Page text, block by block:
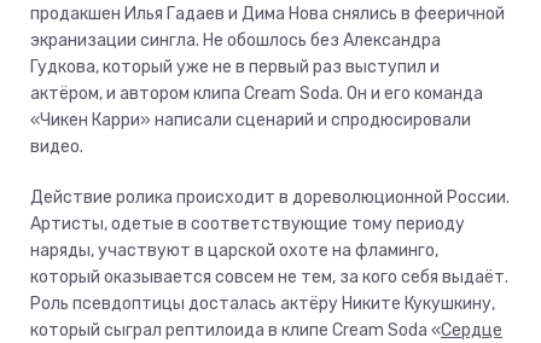
продакшен Илья Гадаев и Дима Нова снялись в фееричной
экранизации сингла. Не обошлось без Александра
Гудкова, который уже не в первый раз выступил и
актёром, и автором клипа Cream Soda. Он и его команда
«Чикен Карри» написали сценарий и спродюсировали
видео.
Действие ролика происходит в дореволюционной России.
Артисты, одетые в соответствующие тому периоду
наряды, участвуют в царской охоте на фламинго,
который оказывается совсем не тем, за кого себя выдаёт.
Роль псевдоптицы досталась актёру Никите Кукушкину,
который сыграл рептилоида в клипе Cream Soda «Сердце